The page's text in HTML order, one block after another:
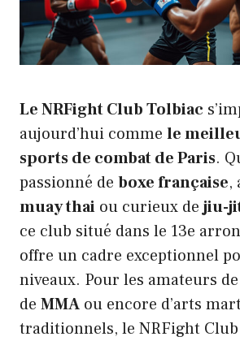
Le NRFight Club Tolbiac
aujourd’hui comme le
sports de combat de Paris.
passionné de boxe française,
muay thai ou curieux dejiu-
ce club situé dans le 13e
offre un cadre exceptionnel
niveaux. Pour les amateurs de
de MMA ou encore d’arts
traditionnels, le NRFight